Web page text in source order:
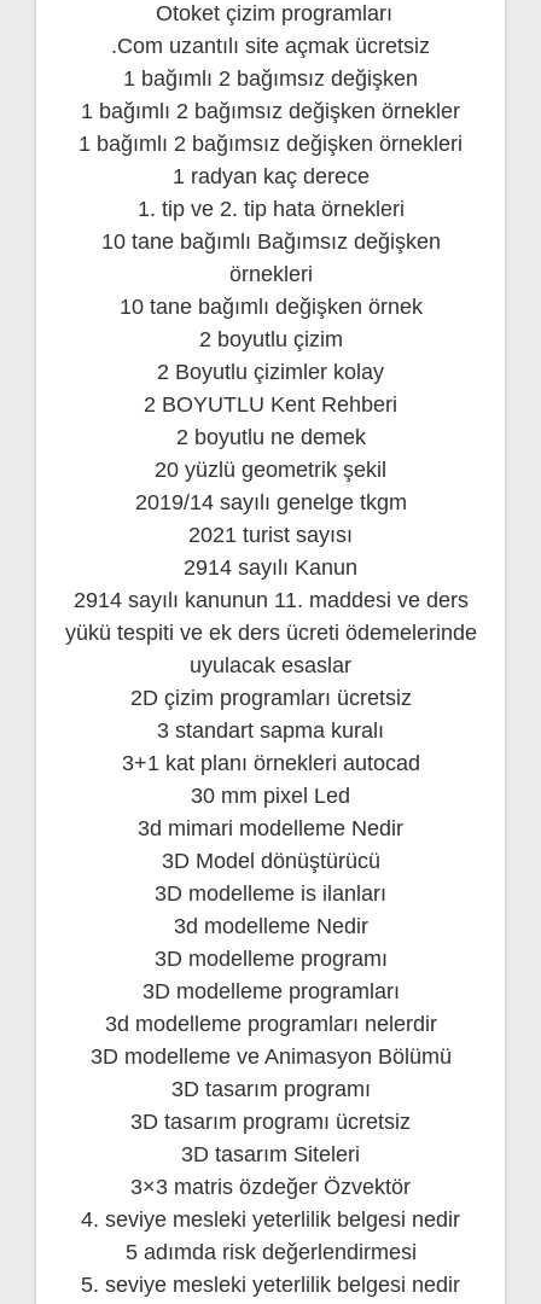
Otoket çizim programları
.Com uzantılı site açmak ücretsiz
1 bağımlı 2 bağımsız değişken
1 bağımlı 2 bağımsız değişken örnekler
1 bağımlı 2 bağımsız değişken örnekleri
1 radyan kaç derece
1. tip ve 2. tip hata örnekleri
10 tane bağımlı Bağımsız değişken
örnekleri
10 tane bağımlı değişken örnek
2 boyutlu çizim
2 Boyutlu çizimler kolay
2 BOYUTLU Kent Rehberi
2 boyutlu ne demek
20 yüzlü geometrik şekil
2019/14 sayılı genelge tkgm
2021 turist sayısı
2914 sayılı Kanun
2914 sayılı kanunun 11. maddesi ve ders
yükü tespiti ve ek ders ücreti ödemelerinde
uyulacak esaslar
2D çizim programları ücretsiz
3 standart sapma kuralı
3+1 kat planı örnekleri autocad
30 mm pixel Led
3d mimari modelleme Nedir
3D Model dönüştürücü
3D modelleme is ilanları
3d modelleme Nedir
3D modelleme programı
3D modelleme programları
3d modelleme programları nelerdir
3D modelleme ve Animasyon Bölümü
3D tasarım programı
3D tasarım programı ücretsiz
3D tasarım Siteleri
3×3 matris özdeğer Özvektör
4. seviye mesleki yeterlilik belgesi nedir
5 adımda risk değerlendirmesi
5. seviye mesleki yeterlilik belgesi nedir